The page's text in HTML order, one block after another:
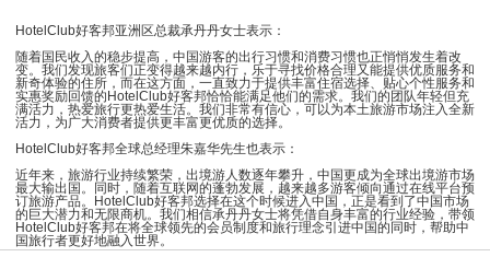
HotelClub好客邦亚洲区总裁承丹丹女士表示：
随着国民收入的稳步提高，中国游客的出行习惯和消费习惯也正悄悄发生着改
变。我们发现旅客们正变得越来越内行，乐于寻找价格合理又能提供优质服务和
新奇体验的住所，而在这方面，一直致力于提供丰富住宿选择、贴心个性服务和
实惠奖励回馈的HotelClub好客邦恰恰能满足他们的需求。我们的团队年轻但充
满活力，热爱旅行更热爱生活。我们非常有信心，可以为本土旅游市场注入全新
活力，为广大消费者提供更丰富更优质的选择。
HotelClub好客邦全球总经理朱嘉华先生也表示：
近年来，旅游行业持续繁荣，出境游人数逐年攀升，中国更成为全球出境游市场
最大输出国。同时，随着互联网的蓬勃发展，越来越多游客倾向通过在线平台预
订旅游产品。HotelClub好客邦选择在这个时候进入中国，正是看到了中国市场
的巨大潜力和无限商机。我们相信承丹丹女士将凭借自身丰富的行业经验，带领
HotelClub好客邦在将全球领先的会员制度和旅行理念引进中国的同时，帮助中
国旅行者更好地融入世界。